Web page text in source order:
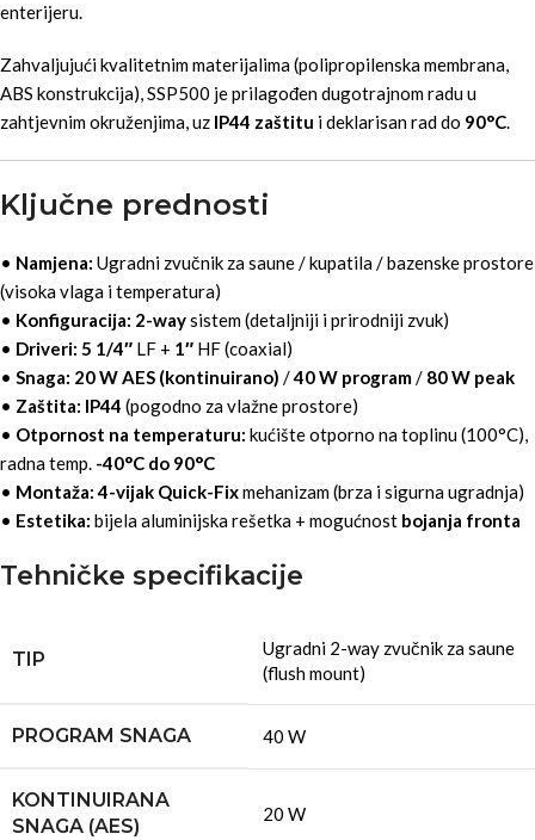
enterijeru.
Zahvaljujući kvalitetnim materijalima (polipropilenska membrana,
ABS konstrukcija), SSP500 je prilagođen dugotrajnom radu u
zahtjevnim okruženjima, uz IP44 zaštitu i deklarisan rad do 90°C.
Ključne prednosti
• Namjena: Ugradni zvučnik za saune / kupatila / bazenske prostore
(visoka vlaga i temperatura)
• Konfiguracija: 2-waysistem (detaljniji i prirodniji zvuk)
• Driveri: 5 1/4″ LF + 1″ HF (coaxial)
• Snaga: 20 W AES (kontinuirano) /40 W program/ 80 W peak
• Zaštita: IP44 (pogodno za vlažne prostore)
• Otpornost na temperaturu: kućište otporno na toplinu (100°C),
radna temp. -40°C do 90°C
• Montaža: 4-vijak Quick-Fixmehanizam (brza i sigurna ugradnja)
• Estetika: bijela aluminijska rešetka + mogućnost bojanja fronta
Tehničke specifikacije
TIP
Ugradni 2-way zvučnik za saune
(flush mount)
PROGRAM SNAGA 40 W
KONTINUIRANA
SNAGA (AES)
20 W